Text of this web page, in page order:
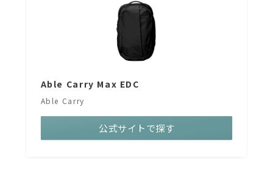
Able Carry Max EDC
Able Carry
公式サイトで探す